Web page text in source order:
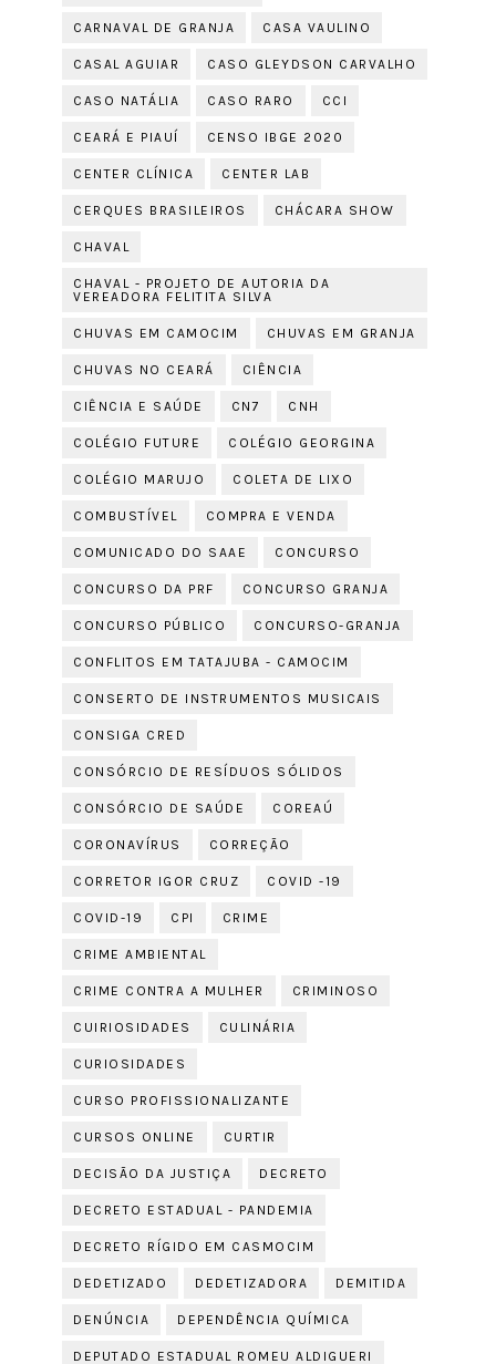
CARNAVAL DE GRANJA CASA VAULINO
CASAL AGUIAR CASO GLEYDSON CARVALHO
CASO NATÁLIA CASO RARO CCI
CEARÁ E PIAUÍ CENSO IBGE 2020
CENTER CLÍNICA CENTER LAB
CERQUES BRASILEIROS CHÁCARA SHOW
CHAVAL
CHAVAL - PROJETO DE AUTORIA DA
VEREADORA FELITITA SILVA
CHUVAS EM CAMOCIM CHUVAS EM GRANJA
CHUVAS NO CEARÁ CIÊNCIA
CIÊNCIA E SAÚDE CN7 CNH
COLÉGIO FUTURE COLÉGIO GEORGINA
COLÉGIO MARUJO COLETA DE LIXO
COMBUSTÍVEL COMPRA E VENDA
COMUNICADO DO SAAE CONCURSO
CONCURSO DA PRF CONCURSO GRANJA
CONCURSO PÚBLICO CONCURSO-GRANJA
CONFLITOS EM TATAJUBA - CAMOCIM
CONSERTO DE INSTRUMENTOS MUSICAIS
CONSIGA CRED
CONSÓRCIO DE RESÍDUOS SÓLIDOS
CONSÓRCIO DE SAÚDE COREAÚ
CORONAVÍRUS CORREÇÃO
CORRETOR IGOR CRUZ COVID -19
COVID-19 CPI CRIME
CRIME AMBIENTAL
CRIME CONTRA A MULHER CRIMINOSO
CUIRIOSIDADES CULINÁRIA
CURIOSIDADES
CURSO PROFISSIONALIZANTE
CURSOS ONLINE CURTIR
DECISÃO DA JUSTIÇA DECRETO
DECRETO ESTADUAL - PANDEMIA
DECRETO RÍGIDO EM CASMOCIM
DEDETIZADO DEDETIZADORA DEMITIDA
DENÚNCIA DEPENDÊNCIA QUÍMICA
DEPUTADO ESTADUAL ROMEU ALDIGUERI